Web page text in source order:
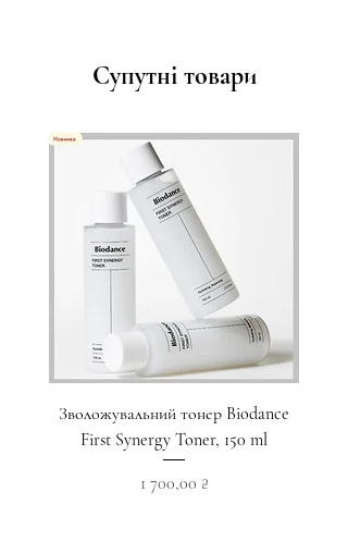
Супутні товари
Зволожувальний тонер Biodance
First Synergy Toner, 150 ml
Ціна
1 700,00 ₴